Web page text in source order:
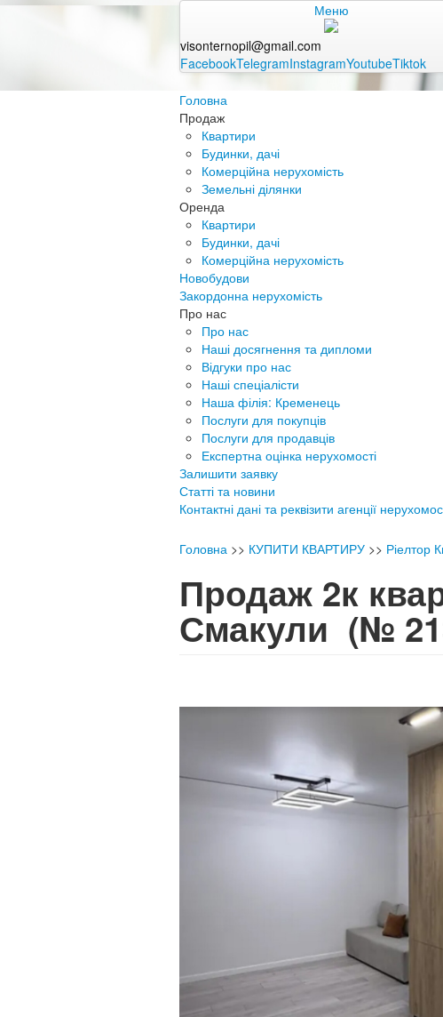
Меню
visonternopil@gmail.com
FacebookTelegramInstagramYoutubeTiktok
Головна
Продаж
Квартири
Будинки, дачі
Комерційна нерухомість
Земельні ділянки
Оренда
Квартири
Будинки, дачі
Комерційна нерухомість
Новобудови
Закордонна нерухомість
Про нас
Про нас
Наші досягнення та дипломи
Відгуки про нас
Наші спеціалісти
Наша філія: Кременець
Послуги для покупців
Послуги для продавців
Експертна оцінка нерухомості
Залишити заявку
Статті та новини
Контактні дані та реквізити агенції
Головна >> КУПИТИ КВАРТИРУ >> Ріелтор
Продаж 2к
Смакули (№